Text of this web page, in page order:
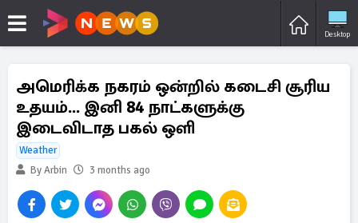
Desktop
அமெரிக்க நகரம் ஒன்றில் கடைசி சூரிய
உதயம்... இனி 84 நாட்களுக்கு
இடைவிடாத பகல் ஒளி
Weather
By Arbin
3 months ago